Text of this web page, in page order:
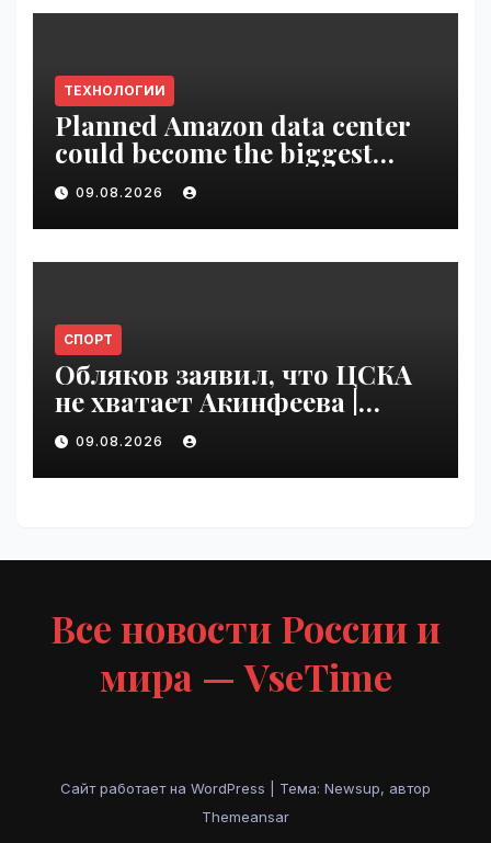
ТЕХНОЛОГИИ
Planned Amazon data center
could become the biggest
climate polluter in the U.S. |
VseTime.ru
09.08.2026
СПОРТ
Обляков заявил, что ЦСКА
не хватает Акинфеева |
VseTime.ru
09.08.2026
Все новости России и
мира — VseTime
Сайт работает на WordPress
Тема: Newsup, автор
Themeansar